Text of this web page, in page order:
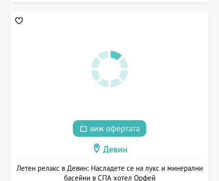
виж офертата
Девин
Летен релакс в Девин: Насладете се на лукс и минерални
басейни в СПА хотел Орфей